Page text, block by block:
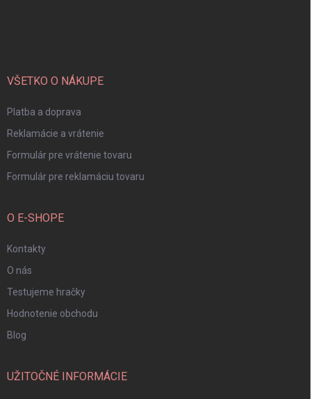
VŠETKO O NÁKUPE
Platba a doprava
Reklamácie a vrátenie
Formulár pre vrátenie tovaru
Formulár pre reklamáciu tovaru
O E-SHOPE
Kontakty
O nás
Testujeme hračky
Hodnotenie obchodu
Blog
UŽITOČNÉ INFORMÁCIE